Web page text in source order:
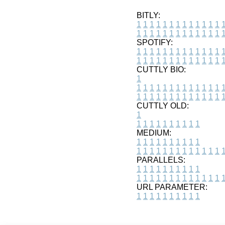
BITLY:
1 1 1 1 1 1 1 1 1 1 1 1 1 1
1 1 1 1 1 1 1 1 1 1 1 1 1 1
SPOTIFY:
1 1 1 1 1 1 1 1 1 1 1 1 1 1
1 1 1 1 1 1 1 1 1 1 1 1 1 1
CUTTLY BIO:
1
1 1 1 1 1 1 1 1 1 1 1 1 1 1
1 1 1 1 1 1 1 1 1 1 1 1 1 1
CUTTLY OLD:
1
1 1 1 1 1 1 1 1 1 1
MEDIUM:
1 1 1 1 1 1 1 1 1 1
1 1 1 1 1 1 1 1 1 1 1 1 1 1
PARALLELS:
1 1 1 1 1 1 1 1 1 1
1 1 1 1 1 1 1 1 1 1 1 1 1 1
URL PARAMETER:
1 1 1 1 1 1 1 1 1 1